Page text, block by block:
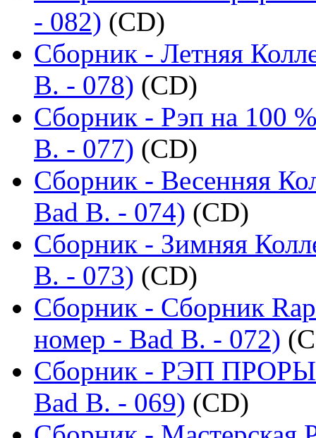
- 082) (CD)
Сборник - Летняя
B. - 078) (CD)
Сборник - Рэп на 100
B. - 077) (CD)
Сборник - Весенняя
Bad B. - 074) (CD)
Сборник - Зимняя
B. - 073) (CD)
Сборник - Сборник
номер - Bad B. - 072)
Сборник - РЭП
Bad B. - 069) (CD)